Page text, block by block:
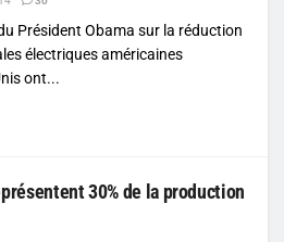
Président Obama sur la réduction
électriques américaines
ont...
30% de la production